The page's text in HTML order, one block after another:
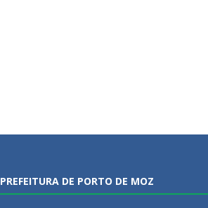
PREFEITURA DE PORTO DE MOZ